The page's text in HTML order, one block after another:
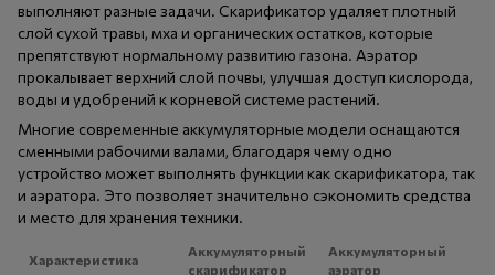
выполняют разные задачи. Скарификатор удаляет плотный
слой сухой травы, мха и органических остатков, которые
препятствуют нормальному развитию газона. Аэратор
прокалывает верхний слой почвы, улучшая доступ кислорода,
воды и удобрений к корневой системе растений.
Многие современные аккумуляторные модели оснащаются
сменными рабочими валами, благодаря чему одно
устройство может выполнять функции как скарификатора, так
и аэратора. Это позволяет значительно сэкономить средства
и место для хранения техники.
Характеристика
Аккумуляторный
скарификатор
Аккумуляторный
аэратор